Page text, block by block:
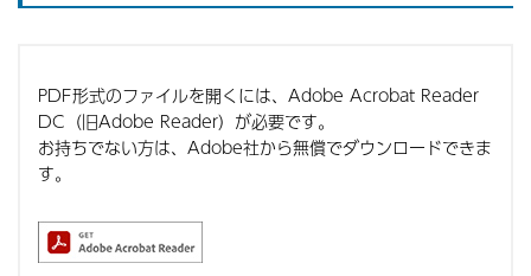
PDF形式のファイルを開くには、Adobe Acrobat Reader
DC（旧Adobe Reader）が必要です。
お持ちでない方は、Adobe社から無償でダウンロードできま
す。